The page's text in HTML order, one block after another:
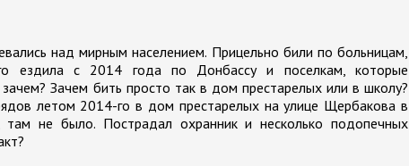
над мирным населением. Прицельно били по больницам,
ездила с 2014 года по Донбассу и поселкам, которые
Зачем бить просто так в дом престарелых или в школу?
летом 2014-го в дом престарелых на улице Щербакова в
там не было. Пострадал охранник и несколько подопечных